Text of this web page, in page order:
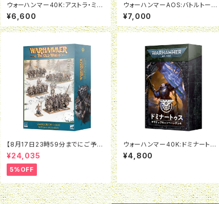
ウォーハンマー40K:アストラ・ミリ
タルム：政治将校ヤーリック
¥6,600
ウォーハンマーAOS:バトルトーム:
オシアーク・ボーンリーパー（日本
語版）
¥7,000
【8月17日23時59分までにご予約
で5％OFF】オールドワールド：ウォ
リアー・オヴ・ケイオス：バトルマー
チアーミー
¥24,035
5%OFF
ウォーハンマー40K:ドミナートゥ
ス・アルマゲドン（日本語版）
¥4,800